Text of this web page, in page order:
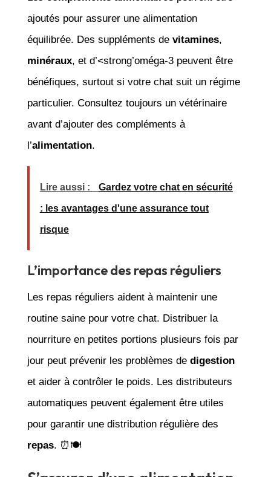
ajoutés pour assurer une alimentation
équilibrée. Des suppléments de vitamines,
minéraux, et d’<strong’oméga-3 peuvent être
bénéfiques, surtout si votre chat suit un régime
particulier. Consultez toujours un vétérinaire
avant d’ajouter des compléments à
l’alimentation.
Lire aussi : Gardez votre chat en sécurité
: les avantages d'une assurance tout
risque
L’importance des repas réguliers
Les repas réguliers aident à maintenir une
routine saine pour votre chat. Distribuer la
nourriture en petites portions plusieurs fois par
jour peut prévenir les problèmes de digestion
et aider à contrôler le poids. Les distributeurs
automatiques peuvent également être utiles
pour garantir une distribution régulière des
repas. ⏰🍽️